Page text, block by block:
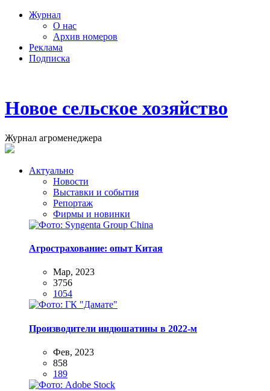
Журнал
О нас
Архив номеров
Реклама
Подписка
Новое сельское хозяйство
Журнал агроменеджера
Актуально
Новости
Выставки и события
Репортаж
Фирмы и новинки
Агрострахование: опыт Китая
Мар, 2023
3756
1054
Производители индюшатины в 2022-м
Фев, 2023
858
189